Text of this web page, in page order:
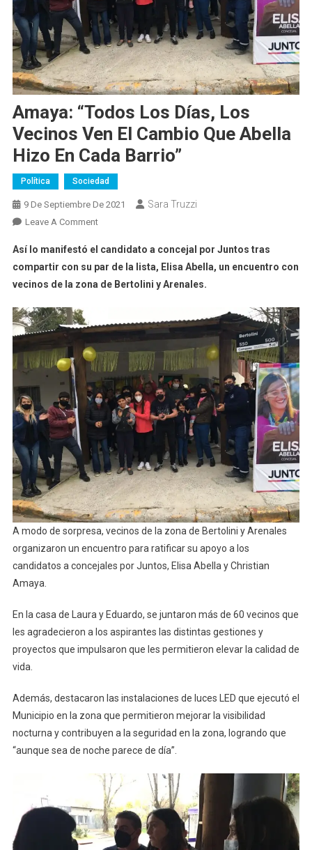
Amaya: “todos Los Días, Los
Vecinos Ven El Cambio Que Abella
Hizo En Cada Barrio”
Política Sociedad
9 De Septiembre De 2021 Sara Truzzi
Leave A CommentOn
“todos
Los
Días,
Ven
El
Cambio
Que
Abella
Hizo
En
Cada
Barrio”
Así lo manifestó el candidato a concejal por Juntos tras
compartir con su par de la lista, Elisa Abella, un encuentro con
vecinos de la zona de Bertolini y Arenales.
A modo de sorpresa, vecinos de la zona de Bertolini y Arenales
organizaron un encuentro para ratificar su apoyo a los
candidatos a concejales por Juntos, Elisa Abella y Christian
Amaya.
En la casa de Laura y Eduardo, se juntaron más de 60 vecinos que
les agradecieron a los aspirantes las distintas gestiones y
proyectos que impulsaron que les permitieron elevar la calidad de
vida.
Además, destacaron las instalaciones de luces LED que ejecutó el
Municipio en la zona que permitieron mejorar la visibilidad
nocturna y contribuyen a la seguridad en la zona, logrando que
“aunque sea de noche parece de día”.